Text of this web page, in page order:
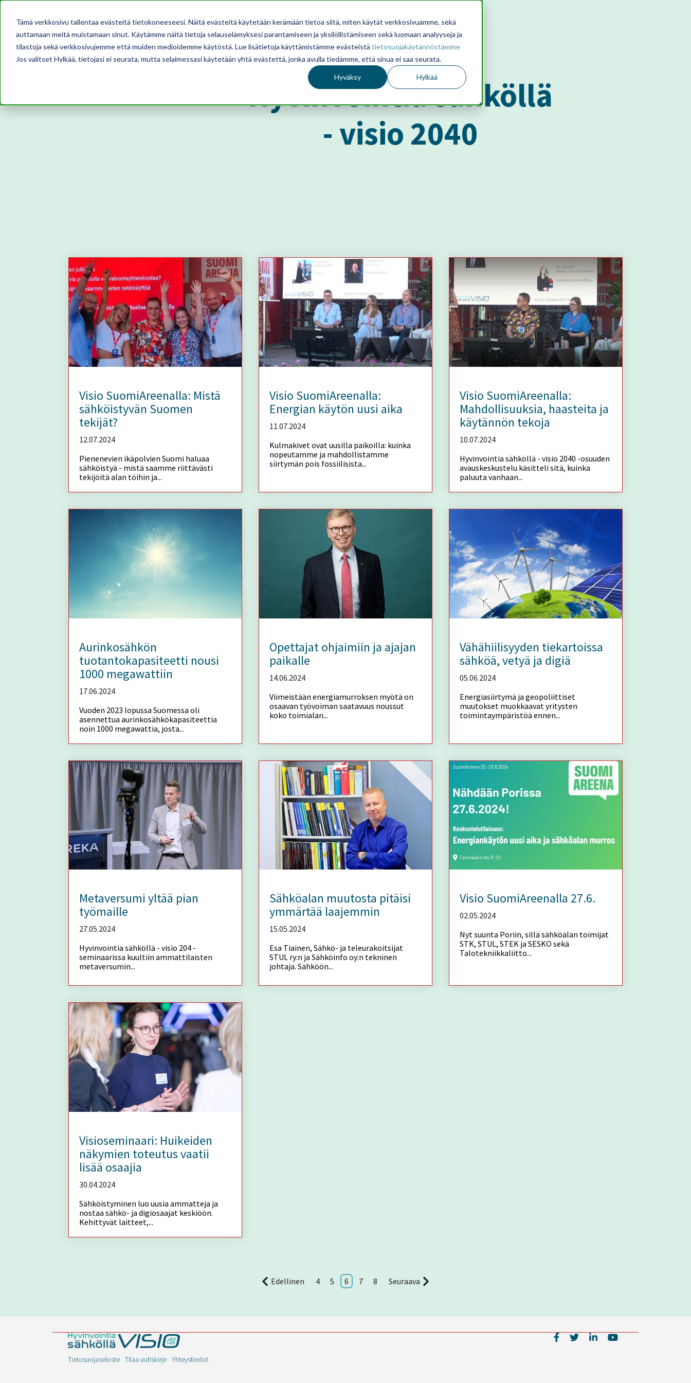
Tämä verkkosivu tallentaa evästeitä tietokoneeseesi. Näitä evästeitä käytetään kerämään tietoa siitä, miten käytät verkkosivuamme, sekä
auttamaan meitä muistamaan sinut. Käytämme näitä tietoja selauselämyksesi parantamiseen ja yksilöllistämiseen sekä luomaan analyyseja ja
tilastoja sekä verkkosivujemme että muiden medioidemme käytöstä. Lue lisätietoja käyttämistämme evästeistä tietosuojakäytännöstämme
Jos valitset Hylkää, tietojasi ei seurata, mutta selaimessasi käytetään yhtä evästettä, jonka avulla tiedämme, että sinua ei saa seurata.
Hyväksy Hylkää
Hyvinvointia sähköllä
- visio 2040
Visio SuomiAreenalla: Mistä
sähköistyvän Suomen
tekijät?
12.07.2024
Pienenevien ikäpolvien Suomi haluaa
sähköistyä - mistä saamme riittävästi
tekijöitä alan töihin ja...
Visio SuomiAreenalla:
Energian käytön uusi aika
11.07.2024
Kulmakivet ovat uusilla paikoilla: kuinka
nopeutamme ja mahdollistamme
siirtymän pois fossiilisista...
Visio SuomiAreenalla:
Mahdollisuuksia, haasteita ja
käytännön tekoja
10.07.2024
Hyvinvointia sähköllä - visio 2040 -osuuden
avauskeskustelu käsitteli sitä, kuinka
paluuta vanhaan...
Aurinkosähkön
tuotantokapasiteetti nousi
1000 megawattiin
17.06.2024
Vuoden 2023 lopussa Suomessa oli
asennettua aurinkosähkökapasiteettia
noin 1000 megawattia, josta...
Opettajat ohjaimiin ja ajajan
paikalle
14.06.2024
Viimeistään energiamurroksen myötä on
osaavan työvoiman saatavuus noussut
koko toimialan...
Vähähiilisyyden tiekartoissa
sähköä, vetyä ja digiä
05.06.2024
Energiasiirtymä ja geopoliittiset
muutokset muokkaavat yritysten
toimintaympäristöä ennen...
Metaversumi yltää pian
työmaille
27.05.2024
Hyvinvointia sähköllä - visio 204 -
seminaarissa kuultiin ammattilaisten
metaversumin...
Sähköalan muutosta pitäisi
ymmärtää laajemmin
15.05.2024
Esa Tiainen, Sähkö- ja teleurakoitsijat
STUL ry:n ja Sähköinfo oy:n tekninen
johtaja. Sähköön...
Visio SuomiAreenalla 27.6.
02.05.2024
Nyt suunta Poriin, sillä sähköalan toimijat
STK, STUL, STEK ja SESKO sekä
Talotekniikkaliitto...
Visioseminaari: Huikeiden
näkymien toteutus vaatii
lisää osaajia
30.04.2024
Sähköistyminen luo uusia ammatteja ja
nostaa sähkö- ja digiosaajat keskiöön.
Kehittyvät laitteet,...
Edellinen 4 5 6 7 8 Seuraava
Tietosuojaseloste Tilaa uutiskirje Yhteystiedot